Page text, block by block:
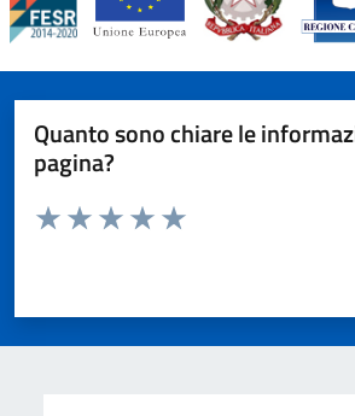
Quanto sono chiare le
pagina?
Valuta da 1 a 5 stelle la pagina